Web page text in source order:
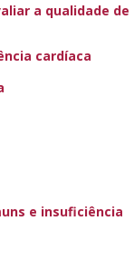
a qualidade de
cardíaca
e insuficiência
de se sentar
de
distúrbios
central do
misto de
inclui perguntar
do padrão
importante
respiração